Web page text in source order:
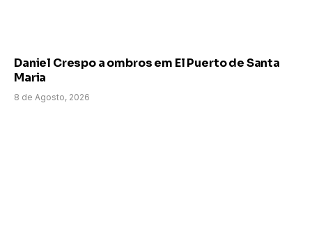
Daniel Crespo a ombros em El Puerto de Santa
Maria
8 de Agosto, 2026